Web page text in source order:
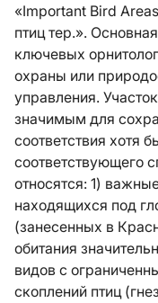
«Important Bird
птиц тер.».
ключевых
охраны или
управления.
значимым для
соответствия хотя
соответствующего
относятся: 1)
находящихся под
(занесенных в
обитания
видов с
скоплений птиц